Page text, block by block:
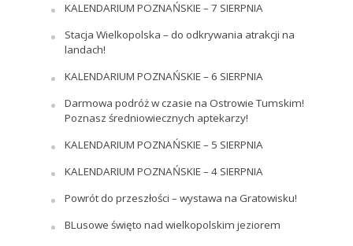
KALENDARIUM POZNAŃSKIE – 7 SIERPNIA
Stacja Wielkopolska – do odkrywania atrakcji na
landach!
KALENDARIUM POZNAŃSKIE – 6 SIERPNIA
Darmowa podróż w czasie na Ostrowie Tumskim!
Poznasz średniowiecznych aptekarzy!
KALENDARIUM POZNAŃSKIE – 5 SIERPNIA
KALENDARIUM POZNAŃSKIE – 4 SIERPNIA
Powrót do przeszłości – wystawa na Gratowisku!
BLusowe święto nad wielkopolskim jeziorem